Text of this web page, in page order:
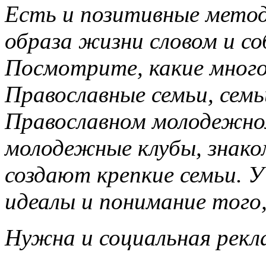
Есть и позитивные
образа жизни словом и
Посмотрите, какие
Православные семьи,
Православном
молодежные клубы,
создают крепкие семьи.
идеалы и понимание
Нужна и социальная